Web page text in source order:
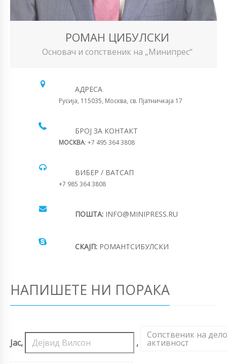
РОМАН ЦИБУЛСКИ
Основач и сопственик на „Минипрес“
АДРЕСА
Русија, 115035, Москва, св. Пјатничкаја 17
БРОЈ ЗА КОНТАКТ
МОСКВА: +7 495 364 3808
ВИБЕР / ВАТСАП
+7 985 364 3808
ПОШТА: INFO@MINIPRESS.RU
СКАЈП: РОМАНТСИБУЛСКИ
НАПИШЕТЕ НИ ПОРАКА
Јас, ,
Сопственик на
активност
,